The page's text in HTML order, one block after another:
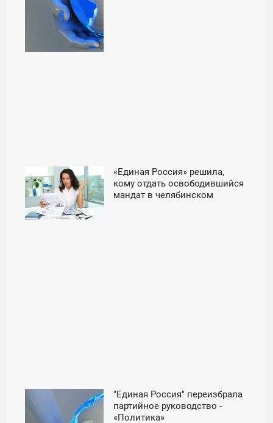
«Единая Россия» решила,
кому отдать освободившийся
мандат в челябинском
"Единая Россия" переизбрала
партийное руководство -
«Политика»